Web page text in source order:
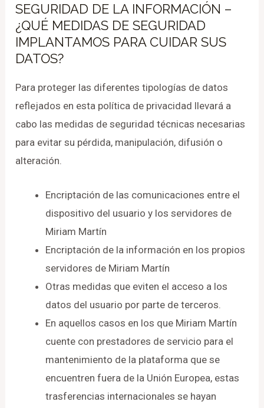
SEGURIDAD DE LA INFORMACIÓN –
¿QUÉ MEDIDAS DE SEGURIDAD
IMPLANTAMOS PARA CUIDAR SUS
DATOS?
Para proteger las diferentes tipologías de datos
reflejados en esta política de privacidad llevará a
cabo las medidas de seguridad técnicas necesarias
para evitar su pérdida, manipulación, difusión o
alteración.
Encriptación de las comunicaciones entre el
dispositivo del usuario y los servidores de
Miriam Martín
Encriptación de la información en los propios
servidores de Miriam Martín
Otras medidas que eviten el acceso a los
datos del usuario por parte de terceros.
En aquellos casos en los que Miriam Martín
cuente con prestadores de servicio para el
mantenimiento de la plataforma que se
encuentren fuera de la Unión Europea, estas
trasferencias internacionales se hayan